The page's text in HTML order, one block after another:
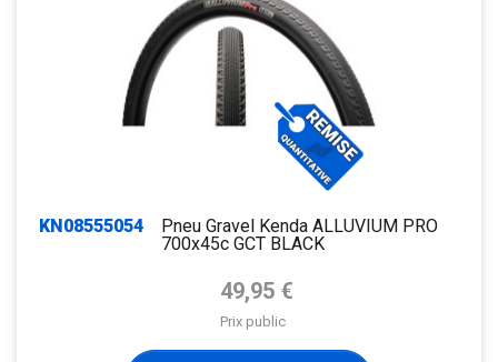
KN08555054
Pneu Gravel Kenda ALLUVIUM PRO
700x45c GCT BLACK
Prix de base
49,95 €
Prix public